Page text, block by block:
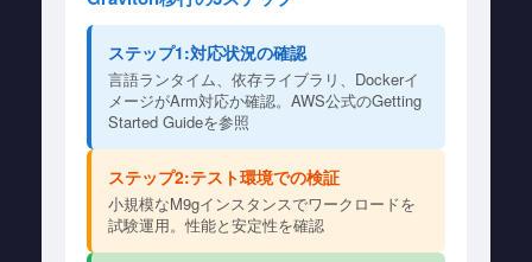
ステップ1:対応状況の確認
言語ランタイム、依存ライブラリ、Dockerイ
メージがArm対応か確認。AWS公式のGetting
Started Guideを参照
ステップ2:テスト環境での検証
小規模なM9gインスタンスでワークロードを
試験運用。性能と安定性を確認